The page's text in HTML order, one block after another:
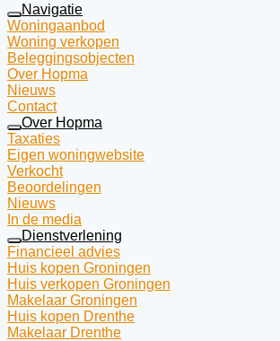
Navigatie
Woningaanbod
Woning verkopen
Beleggingsobjecten
Over Hopma
Nieuws
Contact
Over Hopma
Taxaties
Eigen woningwebsite
Verkocht
Beoordelingen
Nieuws
In de media
Dienstverlening
Financieel advies
Huis kopen Groningen
Huis verkopen Groningen
Makelaar Groningen
Huis kopen Drenthe
Makelaar Drenthe